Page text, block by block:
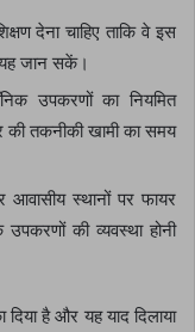
देना चाहिए ताकि वे इस
यह जान सकें।
उपकरणों का नियमित
की तकनीकी खामी का समय
आवासीय स्थानों पर फायर
की व्यवस्था होनी
है और यह याद दिलाया